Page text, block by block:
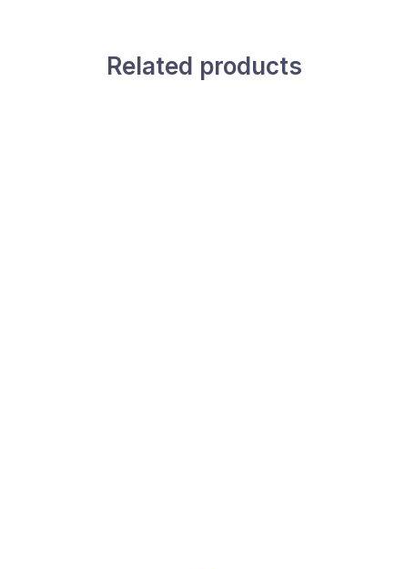
Related products